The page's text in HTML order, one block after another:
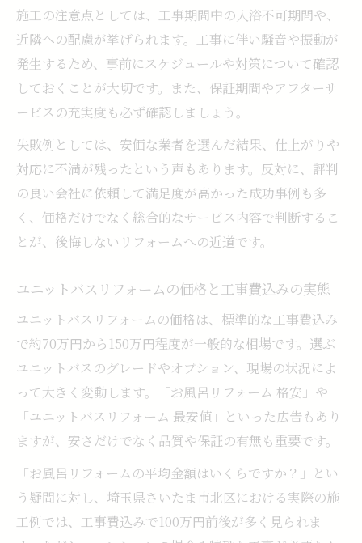
施工の注意点としては、工事期間中の入浴不可期間や、
近隣への配慮が挙げられます。工事に伴い騒音や振動が
発生するため、事前にスケジュールや対策について確認
しておくことが大切です。また、保証期間やアフターサ
ービスの充実度も必ず確認しましょう。
失敗例としては、安価な業者を選んだ結果、仕上がりや
対応に不満が残ったという声もあります。反対に、評判
の良い会社に依頼して満足度が高かった成功事例も多
く、価格だけでなく総合的なサービス内容で判断するこ
とが、後悔しないリフォームへの近道です。
ユニットバスリフォームの価格と工事費込みの実態
ユニットバスリフォームの価格は、標準的な工事費込み
で約70万円から150万円程度が一般的な相場です。選ぶ
ユニットバスのグレードやオプション、現場の状況によ
って大きく変動します。「お風呂リフォーム 格安」や
「ユニットバスリフォーム 最安値」といった広告もあり
ますが、安さだけでなく品質や保証の有無も重要です。
「お風呂リフォームの平均金額はいくらですか？」とい
う疑問に対し、埼玉県さいたま市北区における実際の施
工例では、工事費込みで100万円前後が多く見られま